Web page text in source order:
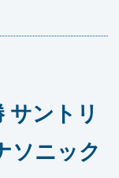
サントリ
ソニック